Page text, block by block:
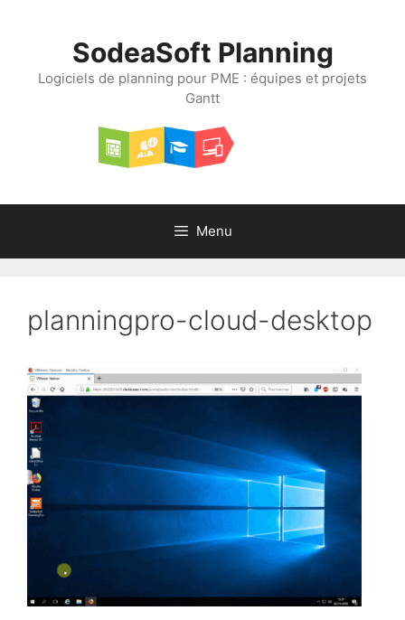
SodeaSoft Planning
Logiciels de planning pour PME : équipes et projets
Gantt
Menu
planningpro-cloud-desktop